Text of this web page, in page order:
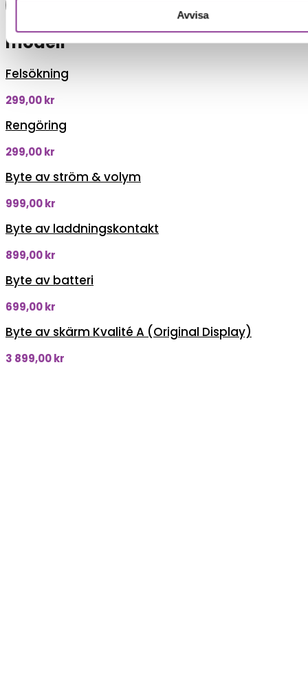
Avvisa
Fler reparationer för samma
modell
Felsökning
299,00kr
Rengöring
299,00kr
Byte av ström & volym
999,00kr
Byte av laddningskontakt
899,00kr
Byte av batteri
699,00kr
Byte av skärm Kvalité A (Original Display)
3 899,00kr